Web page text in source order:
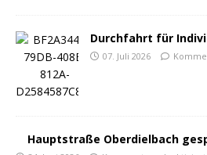
Durchfahrt für
07. Juli 2026
Hauptstraße Oberdielbach